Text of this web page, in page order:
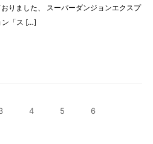
りました、 スーパーダンジョンエクスプ
ン「ス […]
4 5 6